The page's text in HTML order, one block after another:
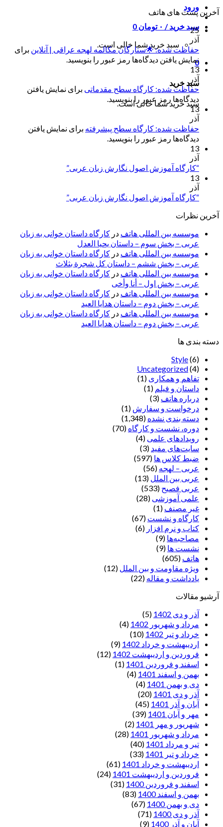
ورود
سبد خرید / ۰ تومان 0
سبد خرید شما خالی است.
0
سبد خرید
سبد خرید شما خالی است.
آخرین پست های هاتف
25
آذر
حفاظت شده: 🌟ستارگان مکالمه لهجه عراقی | آنلاین برای
نمایش یافتن دیدگاه‌ها رمز عبور را بنویسید.
13
آذر
حفاظت شده: کارگاه سطح مقدماتی برای نمایش یافتن
دیدگاه‌ها رمز عبور را بنویسید.
13
آذر
حفاظت شده: کارگاه سطح پیشرفته برای نمایش یافتن
دیدگاه‌ها رمز عبور را بنویسید.
13
آذر
“کارگاه آموزش اصول نگارش زبان عربی”
13
آذر
“کارگاه آموزش اصول نگارش زبان عربی”
آخرین نظرات
موسسه بین المللی هاتف در کارگاه داستان خوانی به زبان
عربی – بخش سوم – داستان یحیا العدل
موسسه بین المللی هاتف در کارگاه داستان خوانی به زبان
عربی – بخش ششم – داستان کل شجرة بثلاث
موسسه بین المللی هاتف در کارگاه داستان خوانی به زبان
عربی – بخش اول – أنا وأخی
موسسه بین المللی هاتف در کارگاه داستان خوانی به زبان
عربی – بخش دوم – داستان هدایا العید
موسسه بین المللی هاتف در کارگاه داستان خوانی به زبان
عربی – بخش دوم – داستان هدایا العید
دسته بندی ها
Style(6)
Uncategorized(4)
تفاهم و همکاری (1)
داستان و فیلم (1)
درباره هاتف (3)
درخواست و سفارش (1)
دسته بندی نشده (1,348)
دوره، نشست و کارگاه (70)
رویدادهای علمی (4)
سایت‌های مفید (3)
ضبط کلاس ها (597)
عربی – لهجه (56)
عربی بین الملل (13)
عربی فصیح (533)
علمی آموزشی (28)
غير مصنف (1)
کارگاه و نشست (67)
کتاب و نرم افزار (6)
مصاحبه‌ها (9)
نشست ها (9)
هاتف (605)
ویژه مقاومت و بین الملل (12)
یادداشت‌ و مقاله (22)
آرشیو مقالات
آذر و دی 1402
(5)
مرداد و شهریور 1402
(4)
خرداد و تیر 1402
(10)
اردیبهشت و خرداد 1402
(9)
فروردین و اردیبهشت 1402
(12)
اسفند و فروردین 1401
(1)
بهمن و اسفند 1401
(4)
دی و بهمن 1401
(4)
آذر و دی 1401
(20)
آبان و آذر 1401
(45)
مهر و آبان 1401
(39)
شهریور و مهر 1401
(2)
مرداد و شهریور 1401
(28)
تیر و مرداد 1401
(40)
خرداد و تیر 1401
(33)
اردیبهشت و خرداد 1401
(61)
فروردین و اردیبهشت 1401
(24)
اسفند و فروردین 1400
(31)
بهمن و اسفند 1400
(83)
دی و بهمن 1400
(67)
آذر و دی 1400
(71)
آبان و آذر 1400
(9)